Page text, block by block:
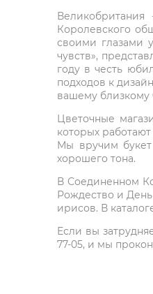
Королевского
своими глазами
чувств»,
году в честь
подходов к
вашему близкому
Цветочные
которых
Мы вручим
хорошего тона.
В Соединенном
Рождество и
ирисов. В
Если вы
77-05, и мы